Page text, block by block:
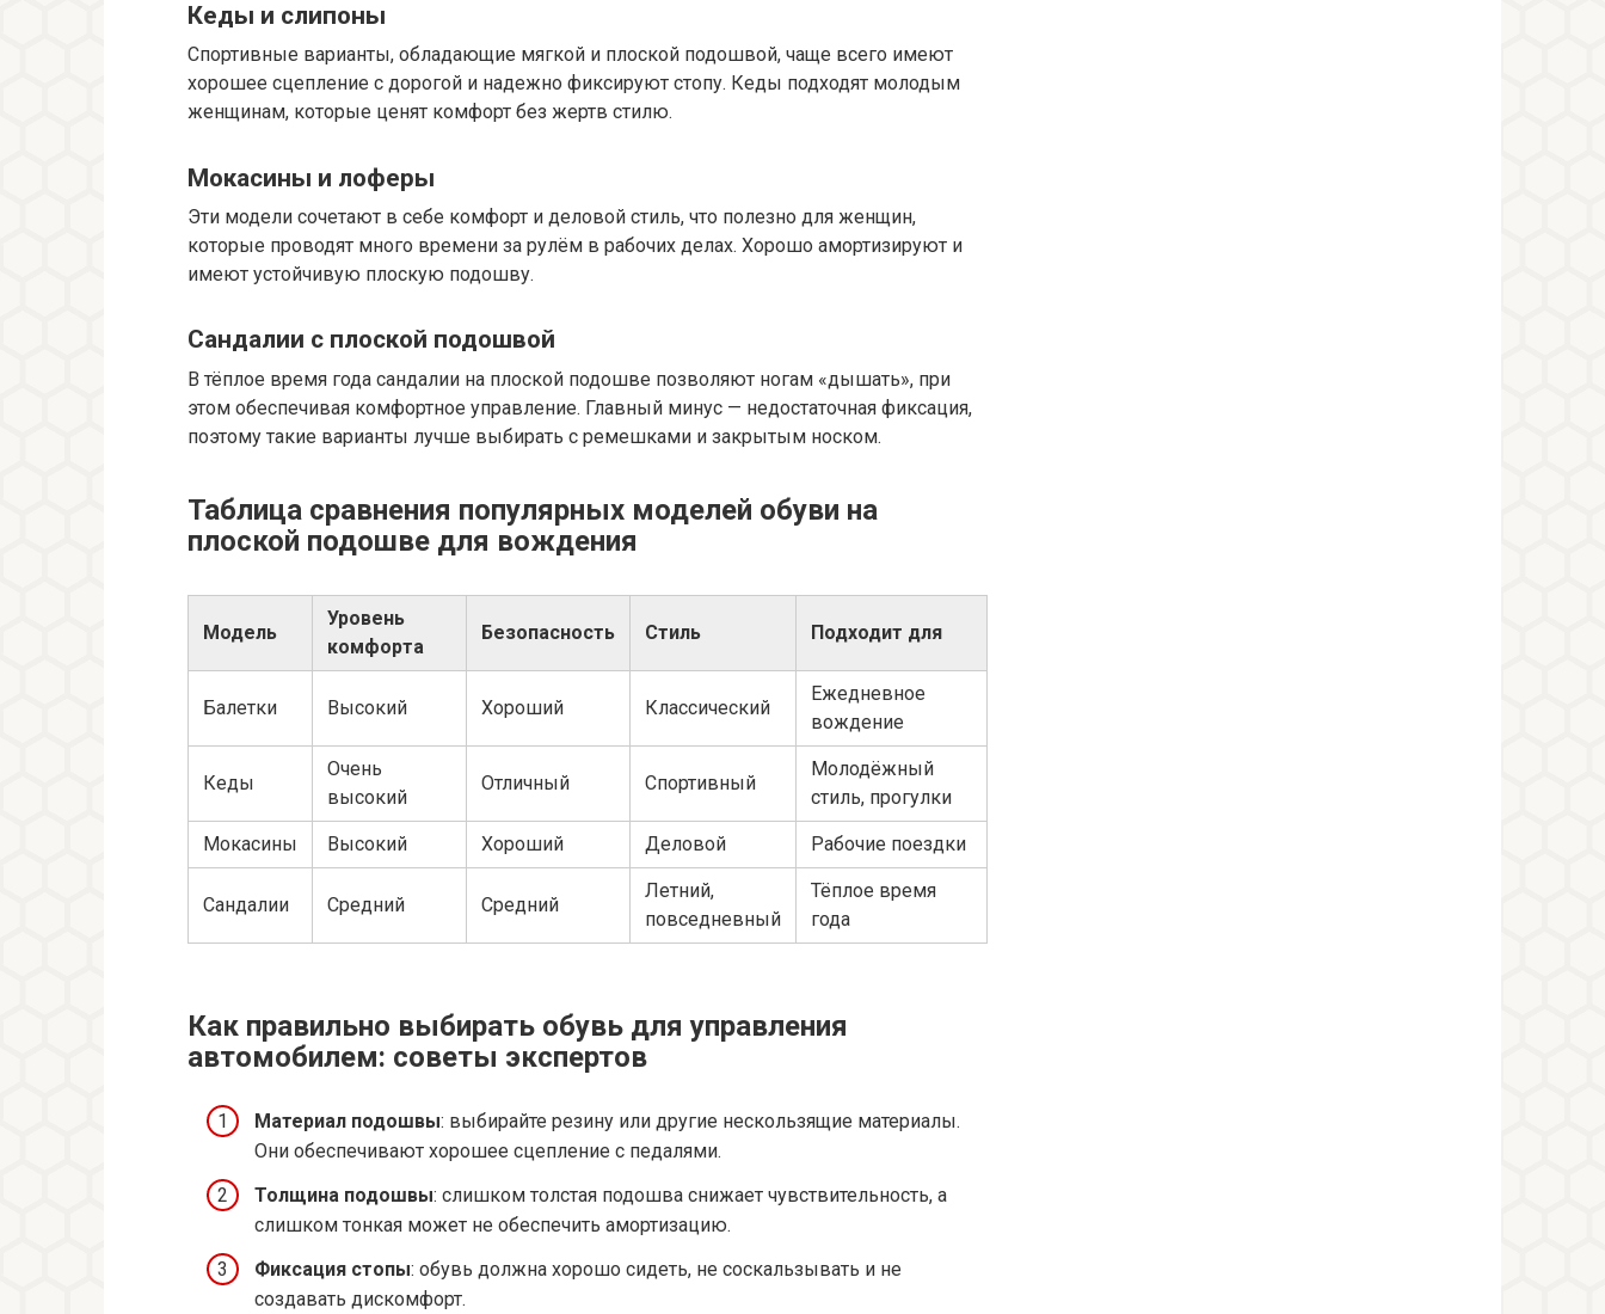
Кеды и слипоны
Спортивные варианты, обладающие мягкой и плоской подошвой, чаще всего имеют
хорошее сцепление с дорогой и надежно фиксируют стопу. Кеды подходят молодым
женщинам, которые ценят комфорт без жертв стилю.
Мокасины и лоферы
Эти модели сочетают в себе комфорт и деловой стиль, что полезно для женщин,
которые проводят много времени за рулём в рабочих делах. Хорошо амортизируют и
имеют устойчивую плоскую подошву.
Сандалии с плоской подошвой
В тёплое время года сандалии на плоской подошве позволяют ногам «дышать», при
этом обеспечивая комфортное управление. Главный минус — недостаточная фиксация,
поэтому такие варианты лучше выбирать с ремешками и закрытым носком.
Таблица сравнения популярных моделей обуви на
плоской подошве для вождения
Модель
Уровень
комфорта
Безопасность Стиль Подходит для
Балетки Высокий Хороший Классический
Ежедневное
вождение
Кеды
Очень
высокий
Отличный Спортивный
Молодёжный
стиль, прогулки
Мокасины Высокий Хороший Деловой Рабочие поездки
Сандалии Средний Средний
Летний,
повседневный
Тёплое время
года
Как правильно выбирать обувь для управления
автомобилем: советы экспертов
Материал подошвы: выбирайте резину или другие нескользящие материалы.
Они обеспечивают хорошее сцепление с педалями.
Толщина подошвы: слишком толстая подошва снижает чувствительность, а
слишком тонкая может не обеспечить амортизацию.
Фиксация стопы: обувь должна хорошо сидеть, не соскальзывать и не
создавать дискомфорт.